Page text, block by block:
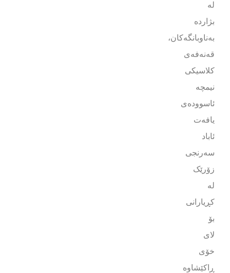
لە
بژاردە
بەناوبانگەکان،
قەنەفەی
کلاسیکی
نیمچە
ئاسوودەی
یافەت
ئاباد
سەرنجی
زۆرێک
لە
کڕیارانی
بۆ
لای
خۆی
ڕاکێشاوە